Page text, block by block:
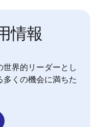
情報
界的リーダーとし
くの機会に満ちた